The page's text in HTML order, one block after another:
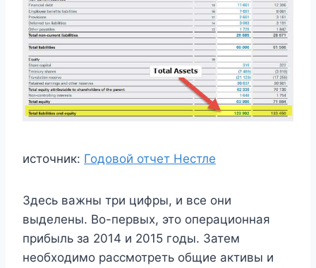
источник: Годовой отчет Нестле
Здесь важны три цифры, и все они
выделены. Во-первых, это операционная
прибыль за 2014 и 2015 годы. Затем
необходимо рассмотреть общие активы и